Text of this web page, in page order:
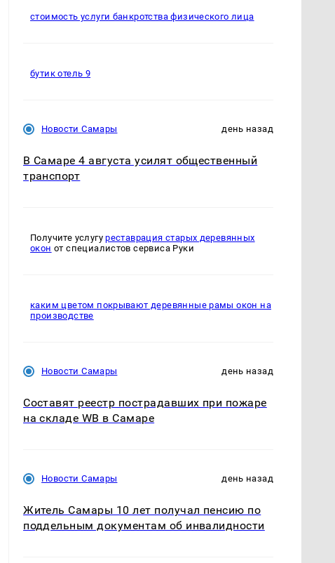
стоимость услуги банкротства физического лица
бутик отель 9
Новости Самары день назад
В Самаре 4 августа усилят общественный
транспорт
Получите услугуреставрация старых деревянных
окон от специалистов сервиса Руки
каким цветом покрывают деревянные рамы окон на
производстве
Новости Самары день назад
Составят реестр пострадавших при пожаре
на складе WB в Самаре
Новости Самары день назад
Житель Самары 10 лет получал пенсию по
поддельным документам об инвалидности